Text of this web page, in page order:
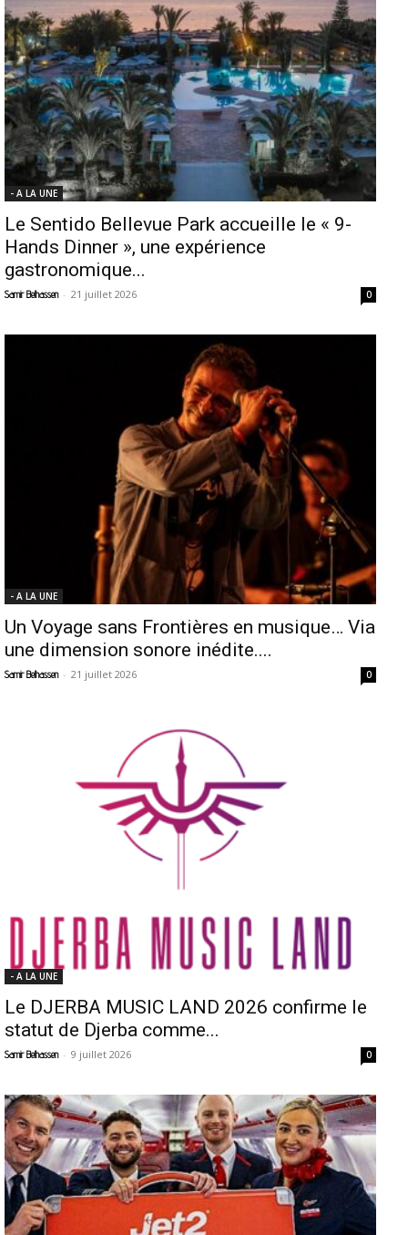
- A LA UNE
Le Sentido Bellevue Park accueille le « 9-
Hands Dinner », une expérience
gastronomique...
Samir Belhassen - 21 juillet 2026 0
- A LA UNE
Un Voyage sans Frontières en musique… Via
une dimension sonore inédite....
Samir Belhassen - 21 juillet 2026 0
- A LA UNE
Le DJERBA MUSIC LAND 2026 confirme le
statut de Djerba comme...
Samir Belhassen - 9 juillet 2026 0